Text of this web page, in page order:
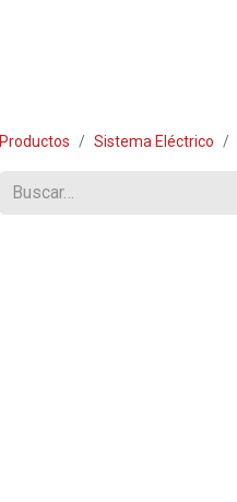
Productos Sistema Eléctrico